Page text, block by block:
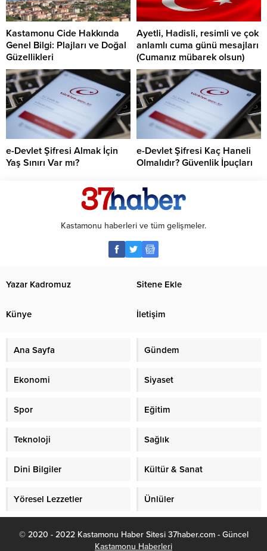
Kastamonu Cide Hakkında
Genel Bilgi: Plajları ve Doğal
Güzellikleri
Ayetli, Hadisli, resimli ve çok
anlamlı cuma günü mesajları
(Cumanız mübarek olsun)
e-Devlet Şifresi Almak İçin
Yaş Sınırı Var mı?
e-Devlet Şifresi Kaç Haneli
Olmalıdır? Güvenlik İpuçları
Kastamonu haberleri ve tüm gelişmeler.
Yazar Kadromuz Sitene Ekle
Künye İletişim
Ana Sayfa Gündem
Ekonomi Siyaset
Spor Eğitim
Teknoloji Sağlık
Dini Bilgiler Kültür & Sanat
Yöresel Lezzetler Ünlüler
© 2020 - 2022 Kastamonu Haber Sitesi 37haber.com - Güncel
Kastamonu Haberleri